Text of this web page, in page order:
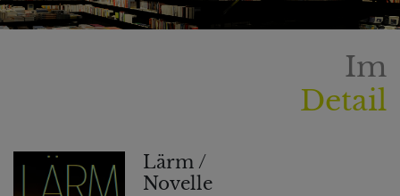
Im
Detail
Lärm /
Novelle